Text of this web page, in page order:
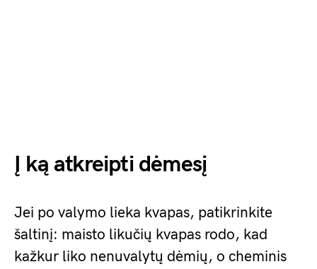
Į ką atkreipti dėmesį
Jei po valymo lieka kvapas, patikrinkite
šaltinį: maisto likučių kvapas rodo, kad
kažkur liko nenuvalytų dėmių, o cheminis